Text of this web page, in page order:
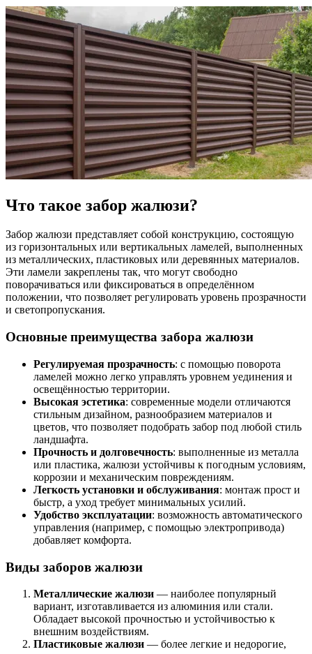
Что такое забор жалюзи?
Забор жалюзи представляет собой конструкцию, состоящую
из горизонтальных или вертикальных ламелей, выполненных
из металлических, пластиковых или деревянных материалов.
Эти ламели закреплены так, что могут свободно
поворачиваться или фиксироваться в определённом
положении, что позволяет регулировать уровень прозрачности
и светопропускания.
Основные преимущества забора жалюзи
Регулируемая прозрачность: с помощью поворота
ламелей можно легко управлять уровнем уединения и
освещённостью территории.
Высокая эстетика: современные модели отличаются
стильным дизайном, разнообразием материалов и
цветов, что позволяет подобрать забор под любой стиль
ландшафта.
Прочность и долговечность: выполненные из металла
или пластика, жалюзи устойчивы к погодным условиям,
коррозии и механическим повреждениям.
Легкость установки и обслуживания: монтаж прост и
быстр, а уход требует минимальных усилий.
Удобство эксплуатации: возможность автоматического
управления (например, с помощью электропривода)
добавляет комфорта.
Виды заборов жалюзи
Металлические жалюзи — наиболее популярный
вариант, изготавливается из алюминия или стали.
Обладает высокой прочностью и устойчивостью к
внешним воздействиям.
Пластиковые жалюзи — более легкие и недорогие,